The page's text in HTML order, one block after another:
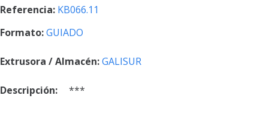
Referencia: KB066.11
Formato:GUIADO
Extrusora / Almacén:GALISUR
Descripción: ***